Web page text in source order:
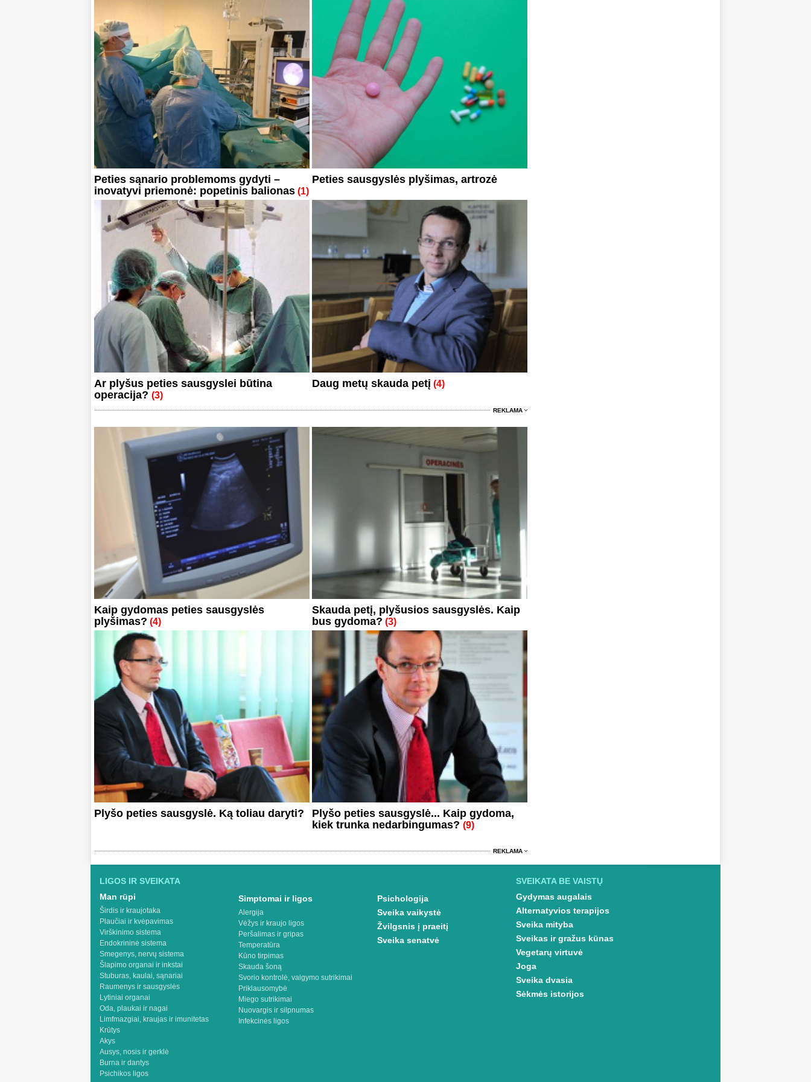
Peties sąnario problemoms gydyti –
inovatyvi priemonė: popetinis balionas (1)
Peties sausgyslės plyšimas, artrozė
Ar plyšus peties sausgyslei būtina
operacija? (3)
Daug metų skauda petį (4)
REKLAMA
Kaip gydomas peties sausgyslės
plyšimas? (4)
Skauda petį, plyšusios sausgyslės. Kaip
bus gydoma? (3)
Plyšo peties sausgyslė. Ką toliau daryti?
Plyšo peties sausgyslė... Kaip gydoma,
kiek trunka nedarbingumas? (9)
REKLAMA
LIGOS IR SVEIKATA
Man rūpi
Širdis ir kraujotaka
Plaučiai ir kvėpavimas
Virškinimo sistema
Endokrininė sistema
Smegenys, nervų sistema
Šlapimo organai ir inkstai
Stuburas, kaulai, sąnariai
Raumenys ir sausgyslės
Lytiniai organai
Oda, plaukai ir nagai
Limfmazgiai, kraujas ir imunitetas
Krūtys
Akys
Ausys, nosis ir gerklė
Burna ir dantys
Psichikos ligos
Simptomai ir ligos
Alergija
Vėžys ir kraujo ligos
Peršalimas ir gripas
Temperatūra
Kūno tirpimas
Skauda šoną
Svorio kontrolė, valgymo sutrikimai
Priklausomybė
Miego sutrikimai
Nuovargis ir silpnumas
Infekcinės ligos
Psichologija
Sveika vaikystė
Žvilgsnis į praeitį
Sveika senatvė
SVEIKATA BE VAISTŲ
Gydymas augalais
Alternatyvios terapijos
Sveika mityba
Sveikas ir gražus kūnas
Vegetarų virtuvė
Joga
Sveika dvasia
Sėkmės istorijos